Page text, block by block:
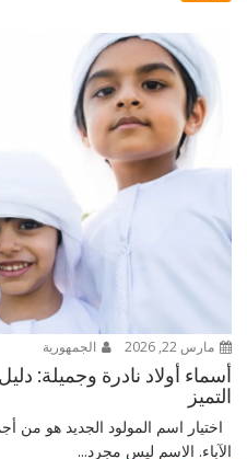
مارس 22, 2026 الجمهورية
أسماء أولاد نادرة وجميلة:
التميز
اختيار اسم المولود الجديد هو من
الآباء. الاسم ليس مجرد...